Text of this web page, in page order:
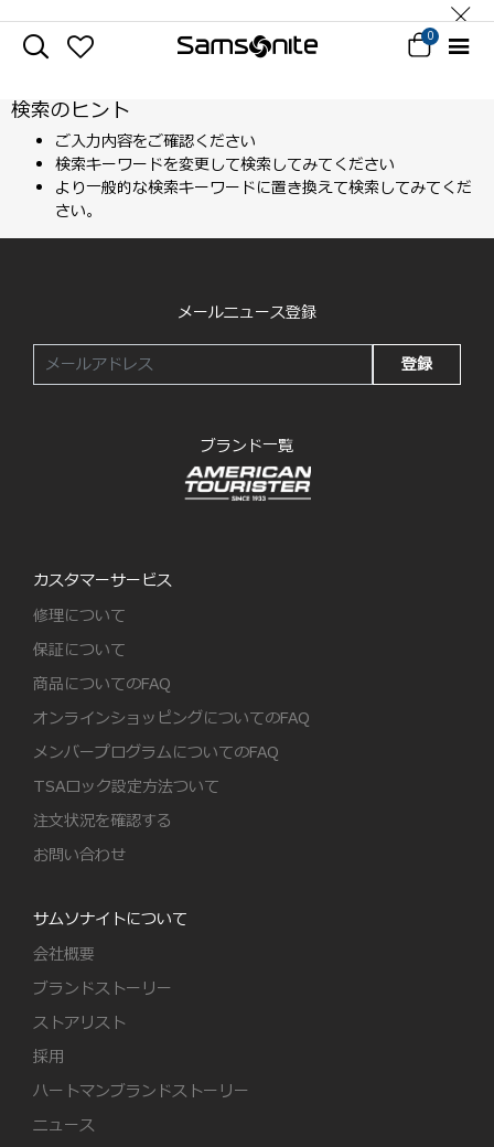
0
検索のヒント
ご入力内容をご確認ください
検索キーワードを変更して検索してみてください
より一般的な検索キーワードに置き換えて検索してみてくだ
さい。
メールニュース登録
登録
ブランド一覧
カスタマーサービス
修理について
保証について
商品についてのFAQ
オンラインショッピングについてのFAQ
メンバープログラムについてのFAQ
TSAロック設定方法ついて
注文状況を確認する
お問い合わせ
サムソナイトについて
会社概要
ブランドストーリー
ストアリスト
採用
ハートマンブランドストーリー
ニュース